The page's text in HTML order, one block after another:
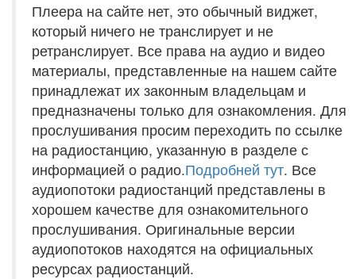
Плеера на сайте нет, это обычный виджет,
который ничего не транслирует и не
ретранслирует. Все права на аудио и видео
материалы, представленные на нашем сайте
принадлежат их законным владельцам и
предназначены только для ознакомления. Для
прослушивания просим переходить по ссылке
на радиостанцию, указанную в разделе с
информацией о радио.Подробней тут. Все
аудиопотоки радиостанций представлены в
хорошем качестве для ознакомительного
прослушивания. Оригинальные версии
аудиопотоков находятся на официальных
ресурсах радиостанций.